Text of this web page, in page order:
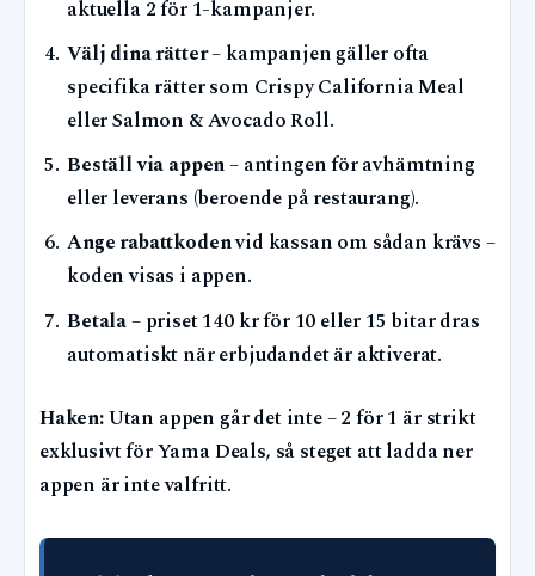
aktuella 2 för 1-kampanjer.
Välj dina rätter– kampanjen gäller ofta
specifika rätter som Crispy California Meal
eller Salmon & Avocado Roll.
Beställ via appen– antingen för avhämtning
eller leverans (beroende på restaurang).
Ange rabattkodenvid kassan om sådan krävs –
koden visas i appen.
Betala– priset 140 kr för 10 eller 15 bitar dras
automatiskt när erbjudandet är aktiverat.
Haken:Utan appen går det inte – 2 för 1 är strikt
exklusivt för Yama Deals, så steget att ladda ner
appen är inte valfritt.